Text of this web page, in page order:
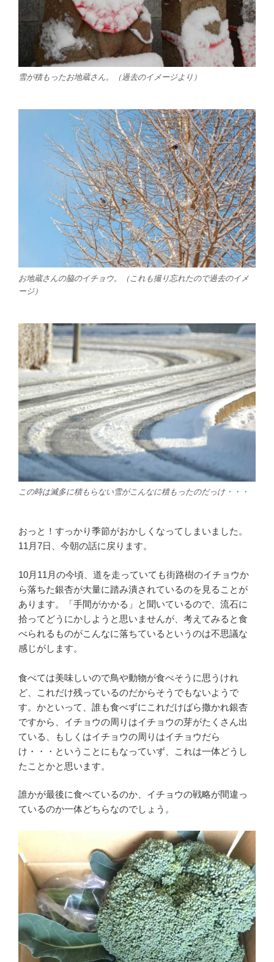
雪が積もったお地蔵さん。（過去のイメージより）
お地蔵さんの脇のイチョウ。（これも撮り忘れたので過去のイメ
ージ）
この時は滅多に積もらない雪がこんなに積もったのだっけ・・・
おっと！すっかり季節がおかしくなってしまいました。
11月7日、今朝の話に戻ります。
10月11月の今頃、道を走っていても街路樹のイチョウか
ら落ちた銀杏が大量に踏み潰されているのを見ることが
あります。「手間がかかる」と聞いているので、流石に
拾ってどうにかしようと思いませんが、考えてみると食
べられるものがこんなに落ちているというのは不思議な
感じがします。
食べては美味しいので鳥や動物が食べそうに思うけれ
ど、これだけ残っているのだからそうでもないようで
す。かといって、誰も食べずにこれだけばら撒かれ銀杏
ですから、イチョウの周りはイチョウの芽がたくさん出
ている、もしくはイチョウの周りはイチョウだら
け・・・ということにもなっていず、これは一体どうし
たことかと思います。
誰かが最後に食べているのか、イチョウの戦略が間違っ
ているのか一体どちらなのでしょう。